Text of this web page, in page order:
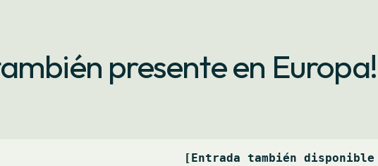
presente en Europa!
[Entrada también